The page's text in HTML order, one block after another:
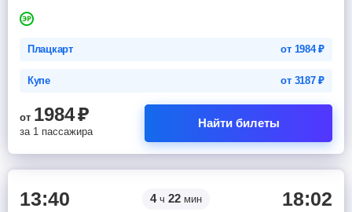
Плацкарт от 1984₽
Купе от 3187₽
от 1984₽
за 1 пассажира
Найти билеты
13:40 4ч 22 мин 18:02